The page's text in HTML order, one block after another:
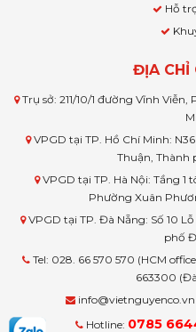
Hỗ
ĐỊA CHỈ
Trụ sở: 211/10/1 đường Vĩnh
VPGD tại TP. Hồ Chí Minh:
Thuận, Thành
VPGD tại TP. Hà Nội: Tầng 1
Phường Xuân
VPGD tại TP. Đà Nẵng: Số 10
phố
Tel: 028. 66 570 570 (HCM
663300
info@vietnguyenco.vn
Hotline: 0785